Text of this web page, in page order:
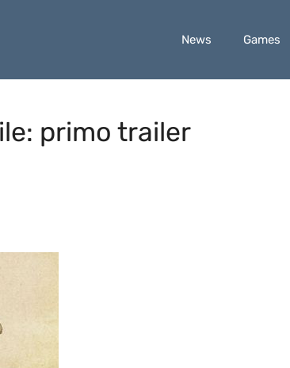
News Games
primo trailer